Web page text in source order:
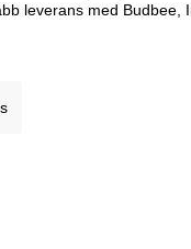
leverans med Budbee,